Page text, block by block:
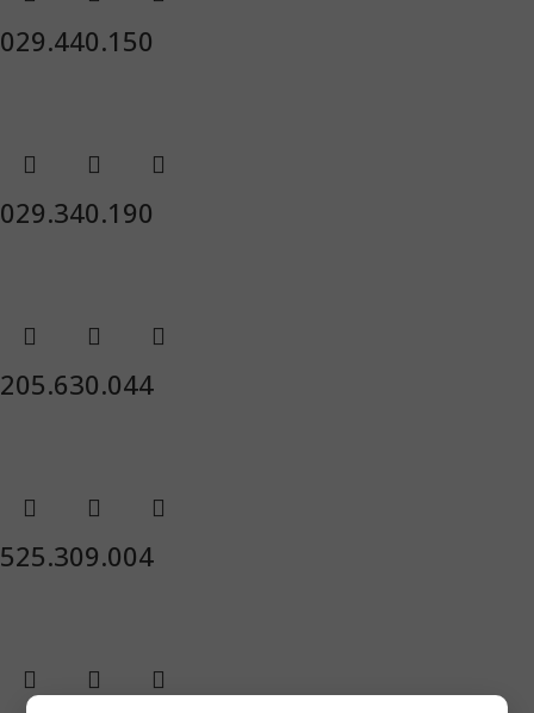
029.440.150
029.340.190
205.630.044
525.309.004